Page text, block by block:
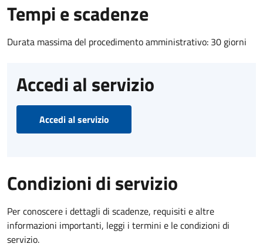
Tempi e scadenze
Durata massima del procedimento amministrativo: 30 giorni
Accedi al servizio
Accedi al servizio
Condizioni di servizio
Per conoscere i dettagli di scadenze, requisiti e altre
informazioni importanti, leggi i termini e le condizioni di
servizio.